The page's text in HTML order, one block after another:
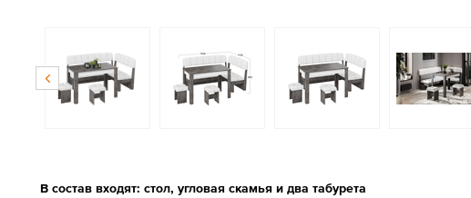
В состав входят: стол, угловая скамья и два табурета